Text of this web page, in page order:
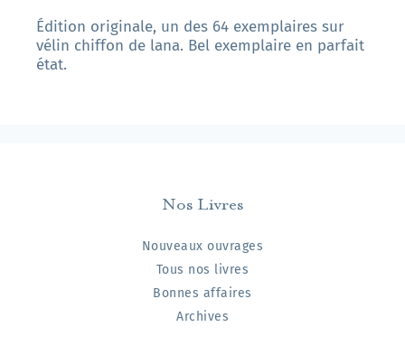
Édition originale, un des 64 exemplaires sur
vélin chiffon de lana. Bel exemplaire en parfait
état.
Nos Livres
Nouveaux ouvrages
Tous nos livres
Bonnes affaires
Archives